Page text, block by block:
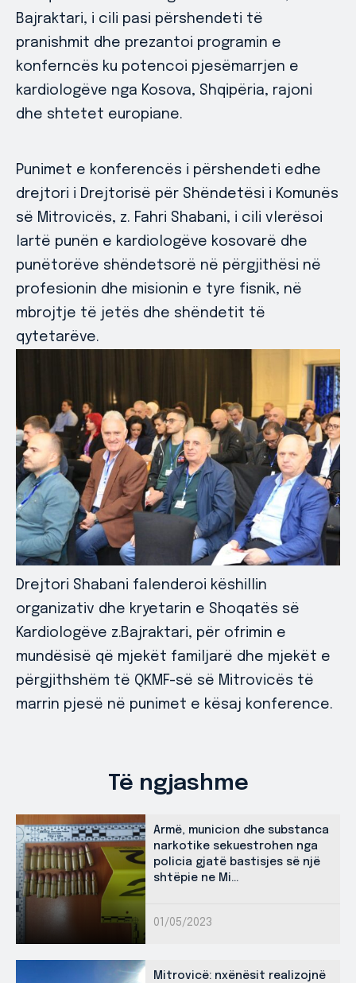
Bajraktari, i cili pasi përshendeti të
pranishmit dhe prezantoi programin e
konferncës ku potencoi pjesëmarrjen e
kardiologëve nga Kosova, Shqipëria, rajoni
dhe shtetet europiane.
Punimet e konferencës i përshendeti edhe
drejtori i Drejtorisë për Shëndetësi i Komunës
së Mitrovicës, z. Fahri Shabani, i cili vlerësoi
lartë punën e kardiologëve kosovarë dhe
punëtorëve shëndetsorë në përgjithësi në
profesionin dhe misionin e tyre fisnik, në
mbrojtje të jetës dhe shëndetit të
qytetarëve.
Drejtori Shabani falenderoi këshillin
organizativ dhe kryetarin e Shoqatës së
Kardiologëve z.Bajraktari, për ofrimin e
mundësisë që mjekët familjarë dhe mjekët e
përgjithshëm të QKMF-së së Mitrovicës të
marrin pjesë në punimet e kësaj konference.
Të ngjashme
Armë, municion dhe substanca
narkotike sekuestrohen nga
policia gjatë bastisjes së një
shtëpie ne Mi...
01/05/2023
Mitrovicë: nxënësit realizojnë